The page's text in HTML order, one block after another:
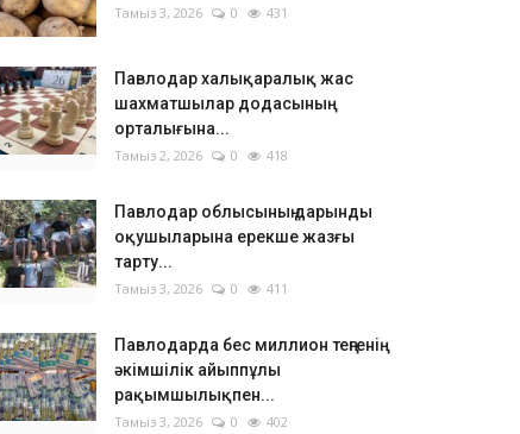
Тамыз 3, 2026 0 431
Павлодар халықаралық жас
шахматшылар додасының
орталығына...
Тамыз 2, 2026 0 418
Павлодар облысының дарынды
оқушыларына ерекше жазғы
тарту...
Тамыз 3, 2026 0 411
Павлодарда бес миллион теңгенің
әкімшілік айыппұлы
рақымшылықпен...
Тамыз 3, 2026 0 402